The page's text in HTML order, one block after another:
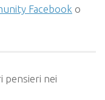
Facebook o
pensieri nei